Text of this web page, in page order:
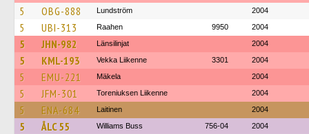
5
OBG-888 Lundström 2004
5 UBI-313 Raahen 9950 2004
5 JHN-982 Länsilinjat 2004
5 KML-193 Vekka Liikenne 3301 2004
5 EMU-221 Mäkela 2004
5 JFM-301 Toreniuksen Liikenne 2004
5 ENA-684 Laitinen 2004
5 ÅLC 55 Williams Buss 756-04 2004